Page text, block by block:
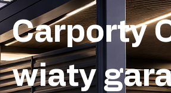
Carporty
wiaty